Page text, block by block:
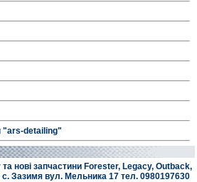
"ars-detailing"
нові запчастини Forester, Legacy, Outback,
Зазимя вул. Мельника 17 тел. 0980197630